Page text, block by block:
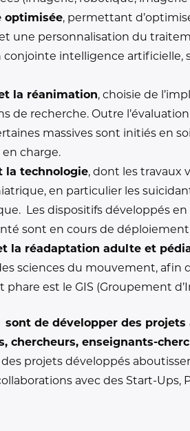
optimisée, permettant
une personnalisation du
intelligence artificielle,
la réanimation, choisie de
de recherche. Outre
massives sont initiés en
charge.
la technologie, dont les travaux
en particulier les
Les dispositifs développés
sont en cours de
la réadaptation adulte et
sciences du mouvement, afin
est le GIS (Groupement
sont de développer des
chercheurs, enseignants-
projets développés
avec des Start-